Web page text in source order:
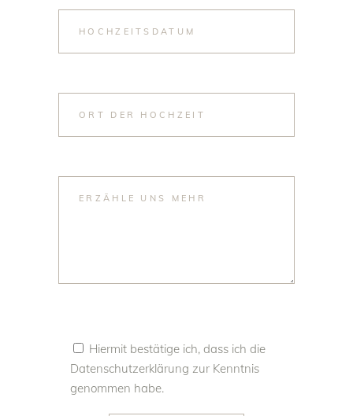
Hiermit bestätige ich, dass ich die
Datenschutzerklärung zur Kenntnis
genommen habe.